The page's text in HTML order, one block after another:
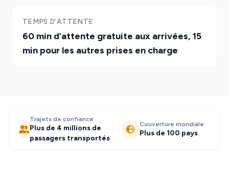
TEMPS D’ATTENTE
60 min d’attente gratuite aux arrivées, 15
min pour les autres prises en charge
Trajets de confiance
Plus de 4 millions de
passagers transportés
Couverture mondiale
Plus de 100 pays